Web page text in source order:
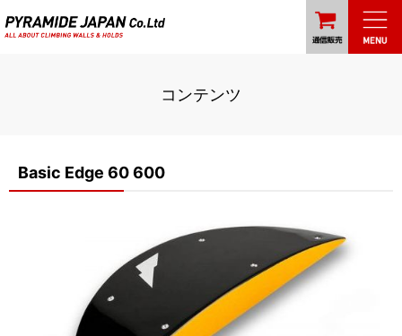
コンテンツ
Basic Edge 60 600